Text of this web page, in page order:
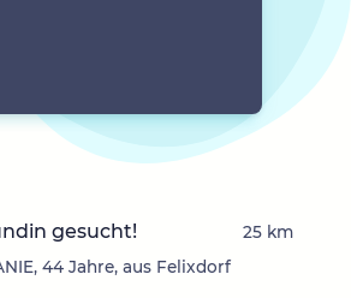
gesucht!
44 Jahre, aus Felixdorf
25 km